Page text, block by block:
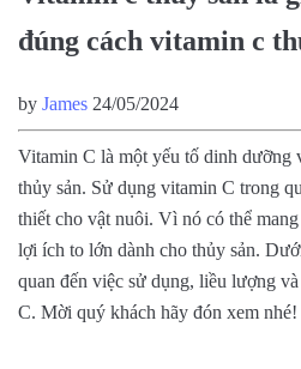
đúng cách vitamin c
by James 24/05/2024
Vitamin C là một yếu tố dinh dưỡng
thủy sản. Sử dụng vitamin C trong
thiết cho vật nuôi. Vì nó có thể
lợi ích to lớn dành cho thủy sản.
quan đến việc sử dụng, liều lượng
C. Mời quý khách hãy đón xem nhé!